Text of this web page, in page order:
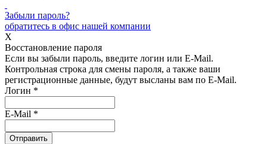
Забыли пароль?
обратитесь в офис нашей компании
X
Восстановление пароля
Если вы забыли пароль, введите логин или E-Mail.
Контрольная строка для смены пароля, а также ваши
регистрационные данные, будут высланы вам по E-Mail.
Логин *
E-Mail *